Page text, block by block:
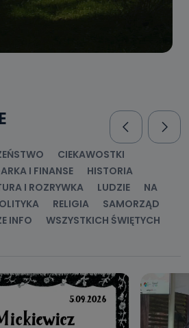
CIEKAWOSTKI
I FINANSE
HISTORIA
I ROZRYWKA LUDZIE
NA
RELIGIA
SAMORZĄD
INFO
WSZYSTKICH ŚWIĘTYCH